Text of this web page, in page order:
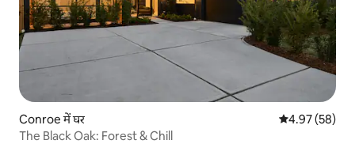
Conroe में घर औसत रेटिंग 5 में
4.97 (58)
The Black Oak: Forest & Chill